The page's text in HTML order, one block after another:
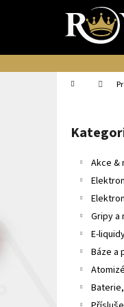
Domů
Přeskočit
kategorie
Akce &
Gripy a
E-
Báze a
í
k
Zpět
do
obchodu
Zpět
do
obchodu